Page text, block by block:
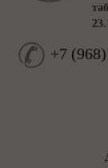
+7 (968)